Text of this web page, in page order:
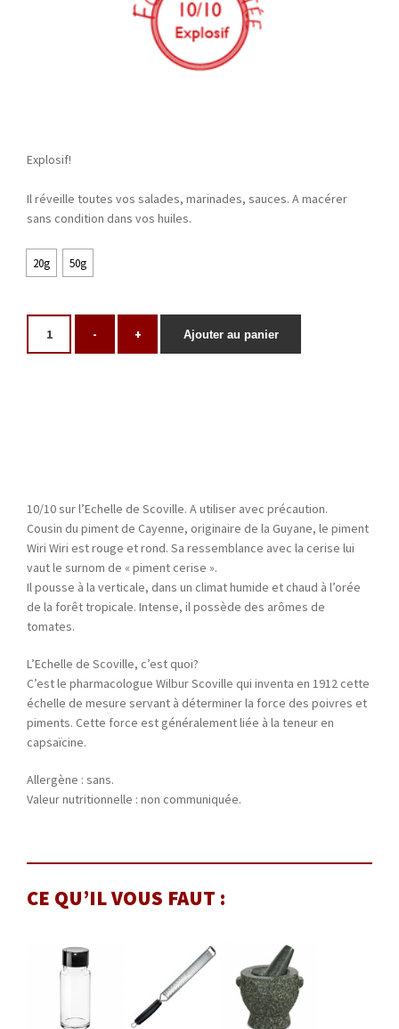
Explosif!
Il réveille toutes vos salades, marinades, sauces. A macérer
sans condition dans vos huiles.
20g 50g
- + Ajouter au panier
10/10 sur l’Echelle de Scoville. A utiliser avec précaution.
Cousin du piment de Cayenne, originaire de la Guyane, le piment
Wiri Wiri est rouge et rond. Sa ressemblance avec la cerise lui
vaut le surnom de « piment cerise ».
Il pousse à la verticale, dans un climat humide et chaud à l’orée
de la forêt tropicale. Intense, il possède des arômes de
tomates.
L’Echelle de Scoville, c’est quoi?
C’est le pharmacologue Wilbur Scoville qui inventa en 1912 cette
échelle de mesure servant à déterminer la force des poivres et
piments. Cette force est généralement liée à la teneur en
capsaïcine.
Allergène : sans.
Valeur nutritionnelle : non communiquée.
CE QU’IL VOUS FAUT :